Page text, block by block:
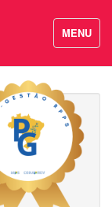
MENU